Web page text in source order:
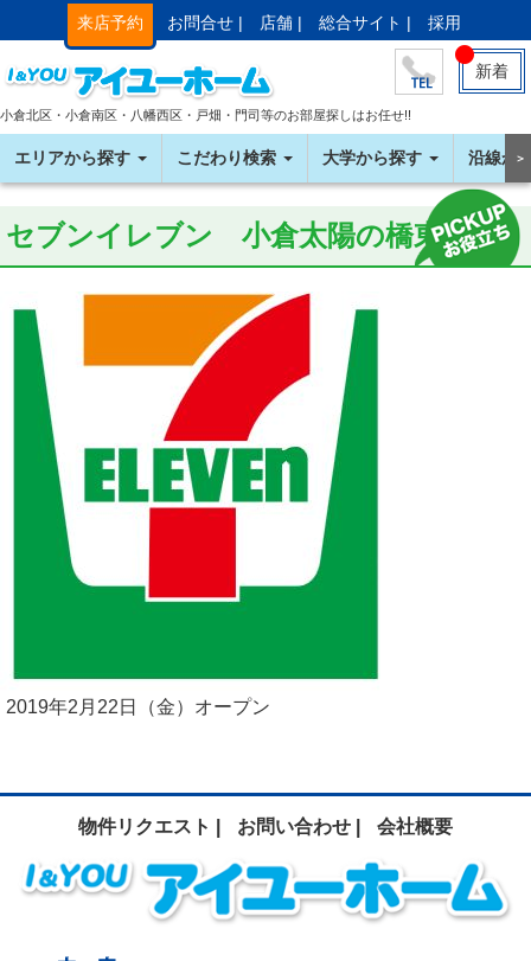
来店予約 お問合せ | 店舗 | 総合サイト | 採用
新着
小倉北区・小倉南区・八幡西区・戸畑・門司等のお部屋探しはお任せ!!
エリアから探す こだわり検索 大学から探す 沿線か＞
セブンイレブン 小倉太陽の橋東店
2019年2月22日（金）オープン
物件リクエスト | お問い合わせ | 会社概要